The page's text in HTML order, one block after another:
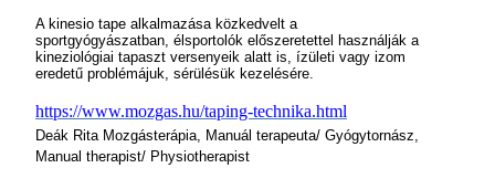
A kinesio tape alkalmazása közkedvelt a
sportgyógyászatban, élsportolók előszeretettel használják a
kineziológiai tapaszt versenyeik alatt is, ízületi vagy izom
eredetű problémájuk, sérülésük kezelésére.
https://www.mozgas.hu/taping-technika.html
Deák Rita Mozgásterápia, Manuál terapeuta/ Gyógytornász,
Manual therapist/ Physiotherapist